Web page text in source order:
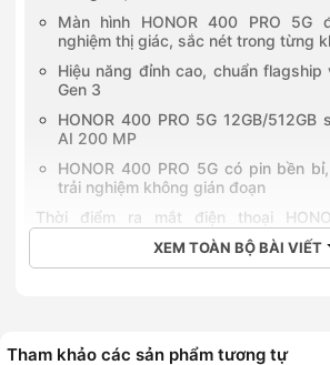
Màn hình HONOR 400 PRO 5G
nghiệm thị giác, sắc nét trong từng
Hiệu năng đỉnh cao, chuẩn flagship
Gen 3
HONOR 400 PRO 5G 12GB/
AI 200 MP
HONOR 400 PRO 5G có pin bền
trải nghiệm không gián đoạn
Thời điểm ra mắt điện thoại
Giá bán của HONOR 400 PRO 5G
Mua điện thoại HONOR 400 PRO 5G
XEM TOÀN BỘ BÀI VIẾT
Tham khảo các sản phẩm tương tự